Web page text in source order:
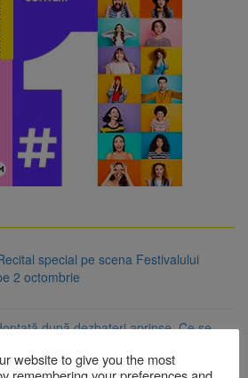
special pe scena Festivalului
2 octombrie
după dezbateri aprinse. Ce se
website to give you the most